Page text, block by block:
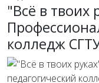
"Всё в твоих
колледж